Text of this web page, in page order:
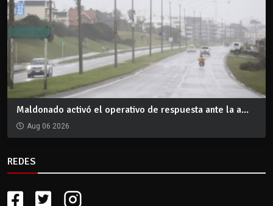
Maldonado activó el operativo de respuesta ante la a...
Aug 06 2026
REDES